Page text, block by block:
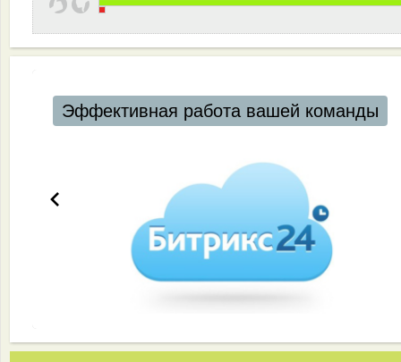
Эффективная работа вашей команды